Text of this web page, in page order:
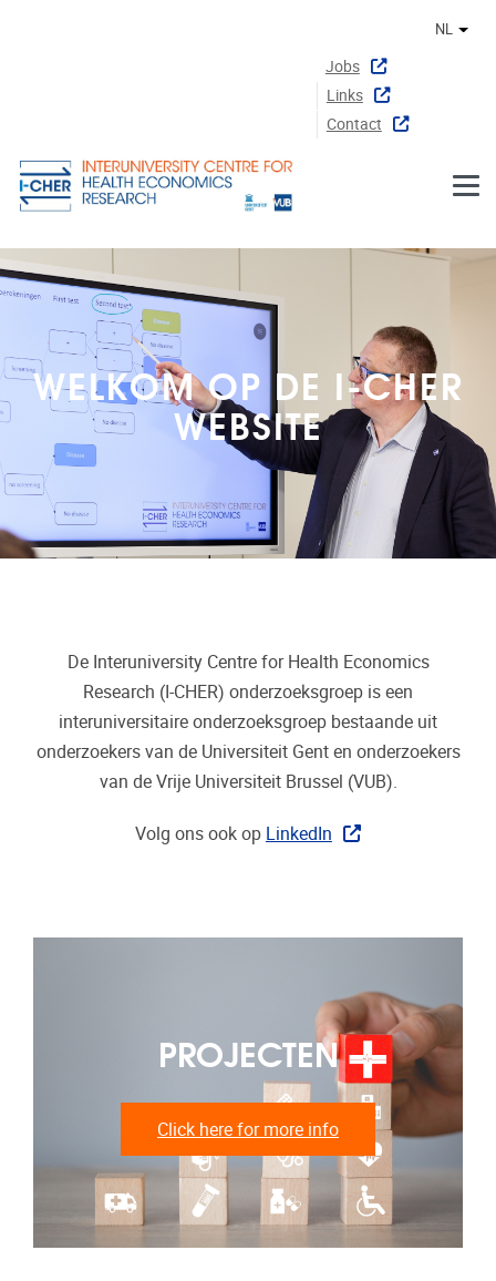
Jobs
Links
Contact
NL
WELKOM OP DE I-CHER
WEBSITE
De Interuniversity Centre for Health Economics
Research (I-CHER) onderzoeksgroep is een
interuniversitaire onderzoeksgroep bestaande uit
onderzoekers van de Universiteit Gent en onderzoekers
van de Vrije Universiteit Brussel (VUB).
Volg ons ook op LinkedIn
PROJECTEN
Click here for more info